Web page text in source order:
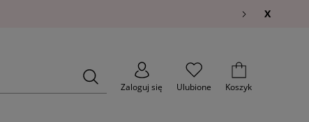
X
Zaloguj się
Ulubione Koszyk